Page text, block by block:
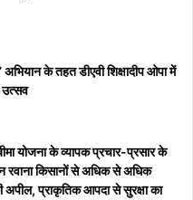
के तहत डीएवी शिक्षादीप ओपा में
उत्सव
योजना के व्यापक प्रचार-प्रसार के
रवाना किसानों से अधिक से अधिक
अपील, प्राकृतिक आपदा से सुरक्षा का